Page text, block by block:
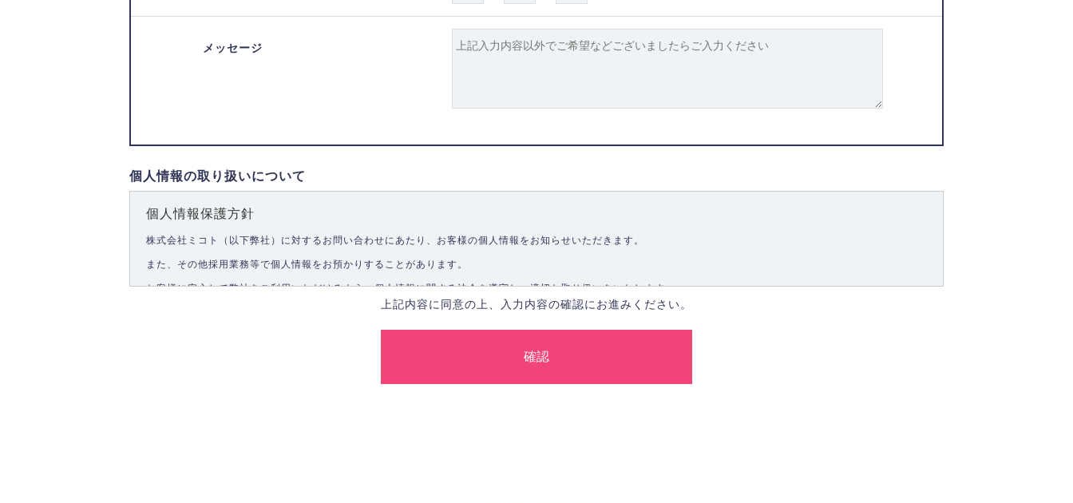
メッセージ
個人情報の取り扱いについて
個人情報保護方針
株式会社ミコト（以下弊社）に対するお問い合わせにあたり、お客様の個人情報をお知らせいただきます。
また、その他採用業務等で個人情報をお預かりすることがあります。
お客様に安心して弊社をご利用いただけるよう、個人情報に関する法令を遵守し、適切な取り扱いをいたします。
弊社は、お客様に対して偽りや不正な方法を取ることなく、適正に個人情報を取得いたします。
上記内容に同意の上、入力内容の確認にお進みください。